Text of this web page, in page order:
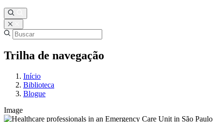
Trilha de navegação
Início
Biblioteca
Blogue
Image